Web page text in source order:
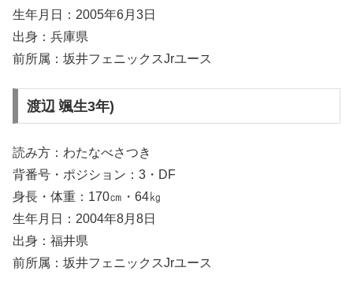
生年月日：2005年6月3日
出身：兵庫県
前所属：坂井フェニックスJrユース
渡辺 颯生3年)
読み方：わたなべさつき
背番号・ポジション：3・DF
身長・体重：170㎝・64㎏
生年月日：2004年8月8日
出身：福井県
前所属：坂井フェニックスJrユース